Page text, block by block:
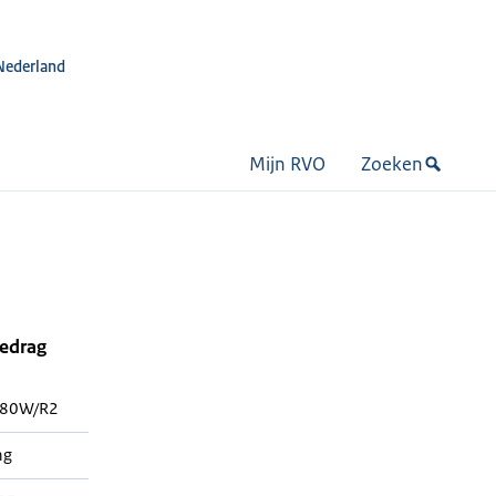
Mijn RVO Zoeken
R2